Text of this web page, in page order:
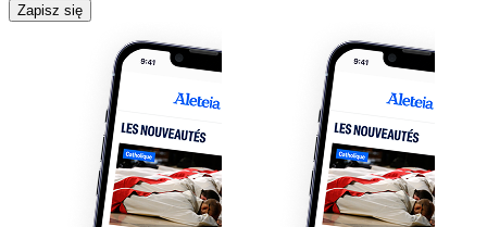
Zapisz się